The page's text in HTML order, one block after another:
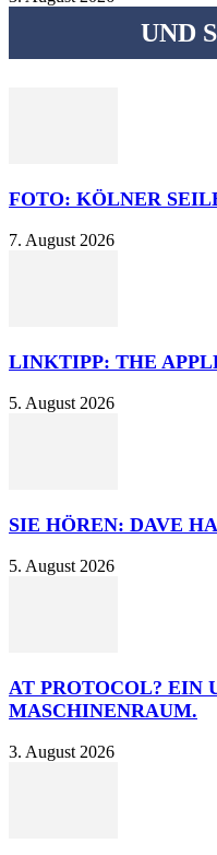
UND
FOTO: KÖLNER
7. August 2026
LINKTIPP: THE
5. August 2026
SIE HÖREN: DAVE
5. August 2026
AT PROTOCOL? EIN
MASCHINENRAUM.
3. August 2026